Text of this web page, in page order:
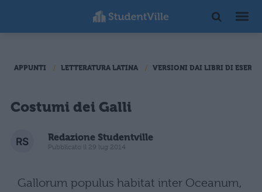
APPUNTI LETTERATURA LATINA VERSIONI DAI LIBRI DI
Costumi dei Galli
Redazione Studentville
Pubblicato il 29 lug 2014
Gallorum populus habitat inter Oceanum,